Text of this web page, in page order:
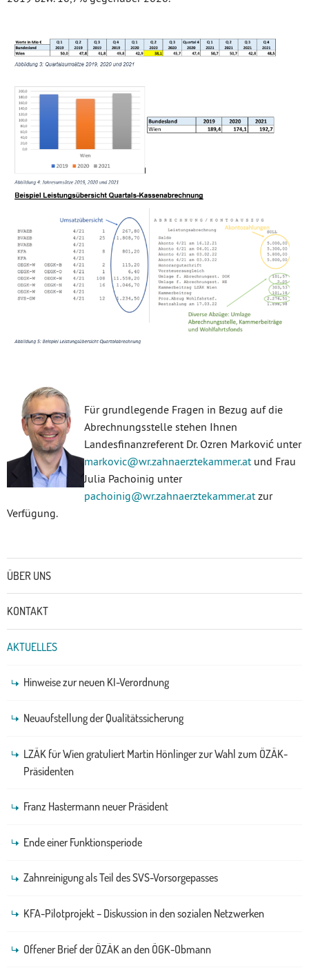
Für grundlegende Fragen in Bezug auf die
Abrechnungsstelle stehen Ihnen
Landesfinanzreferent Dr. Ozren Marković unter
markovic@wr.zahnaerztekammer.at und Frau
Julia Pachoinig unter
pachoinig@wr.zahnaerztekammer.at zur
Verfügung.
ÜBER UNS
KONTAKT
AKTUELLES
Hinweise zur neuen KI-Verordnung
Neuaufstellung der Qualitätssicherung
LZÄK für Wien gratuliert Martin Hönlinger zur Wahl zum ÖZÄK-
Präsidenten
Franz Hastermann neuer Präsident
Ende einer Funktionsperiode
Zahnreinigung als Teil des SVS-Vorsorgepasses
KFA-Pilotprojekt – Diskussion in den sozialen Netzwerken
Offener Brief der ÖZÄK an den ÖGK-Obmann